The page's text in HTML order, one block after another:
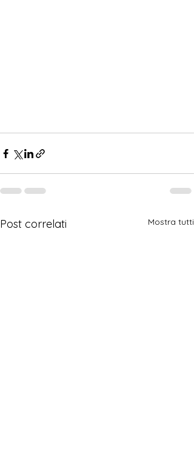
Post correlati Mostra tutti